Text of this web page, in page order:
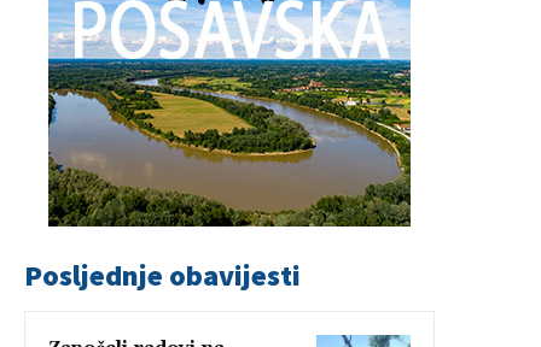
Posljednje obavijesti